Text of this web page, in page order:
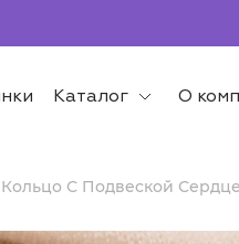
Каталог О
С Подвеской